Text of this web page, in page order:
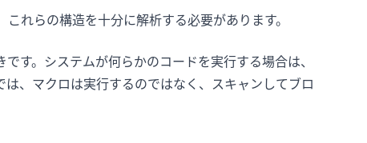
れらの構造を十分に解析する必要があります。
す。システムが何らかのコードを実行する場合は、
、マクロは実行するのではなく、スキャンしてブロ